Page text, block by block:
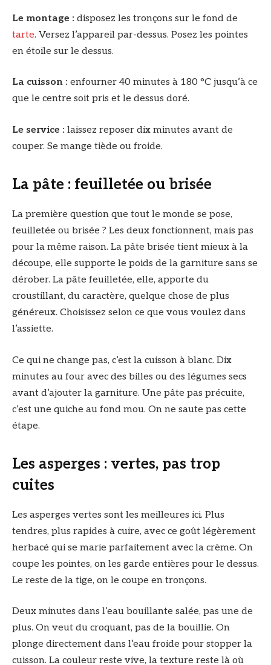
Le montage : disposez les tronçons sur le fond de
tarte. Versez l’appareil par-dessus. Posez les pointes
en étoile sur le dessus.
La cuisson : enfourner 40 minutes à 180 °C jusqu’à ce
que le centre soit pris et le dessus doré.
Le service : laissez reposer dix minutes avant de
couper. Se mange tiède ou froide.
La pâte : feuilletée ou brisée
La première question que tout le monde se pose,
feuilletée ou brisée ? Les deux fonctionnent, mais pas
pour la même raison. La pâte brisée tient mieux à la
découpe, elle supporte le poids de la garniture sans se
dérober. La pâte feuilletée, elle, apporte du
croustillant, du caractère, quelque chose de plus
généreux. Choisissez selon ce que vous voulez dans
l’assiette.
Ce qui ne change pas, c’est la cuisson à blanc. Dix
minutes au four avec des billes ou des légumes secs
avant d’ajouter la garniture. Une pâte pas précuite,
c’est une quiche au fond mou. On ne saute pas cette
étape.
Les asperges : vertes, pas trop
cuites
Les asperges vertes sont les meilleures ici. Plus
tendres, plus rapides à cuire, avec ce goût légèrement
herbacé qui se marie parfaitement avec la crème. On
coupe les pointes, on les garde entières pour le dessus.
Le reste de la tige, on le coupe en tronçons.
Deux minutes dans l’eau bouillante salée, pas une de
plus. On veut du croquant, pas de la bouillie. On
plonge directement dans l’eau froide pour stopper la
cuisson. La couleur reste vive, la texture reste là où